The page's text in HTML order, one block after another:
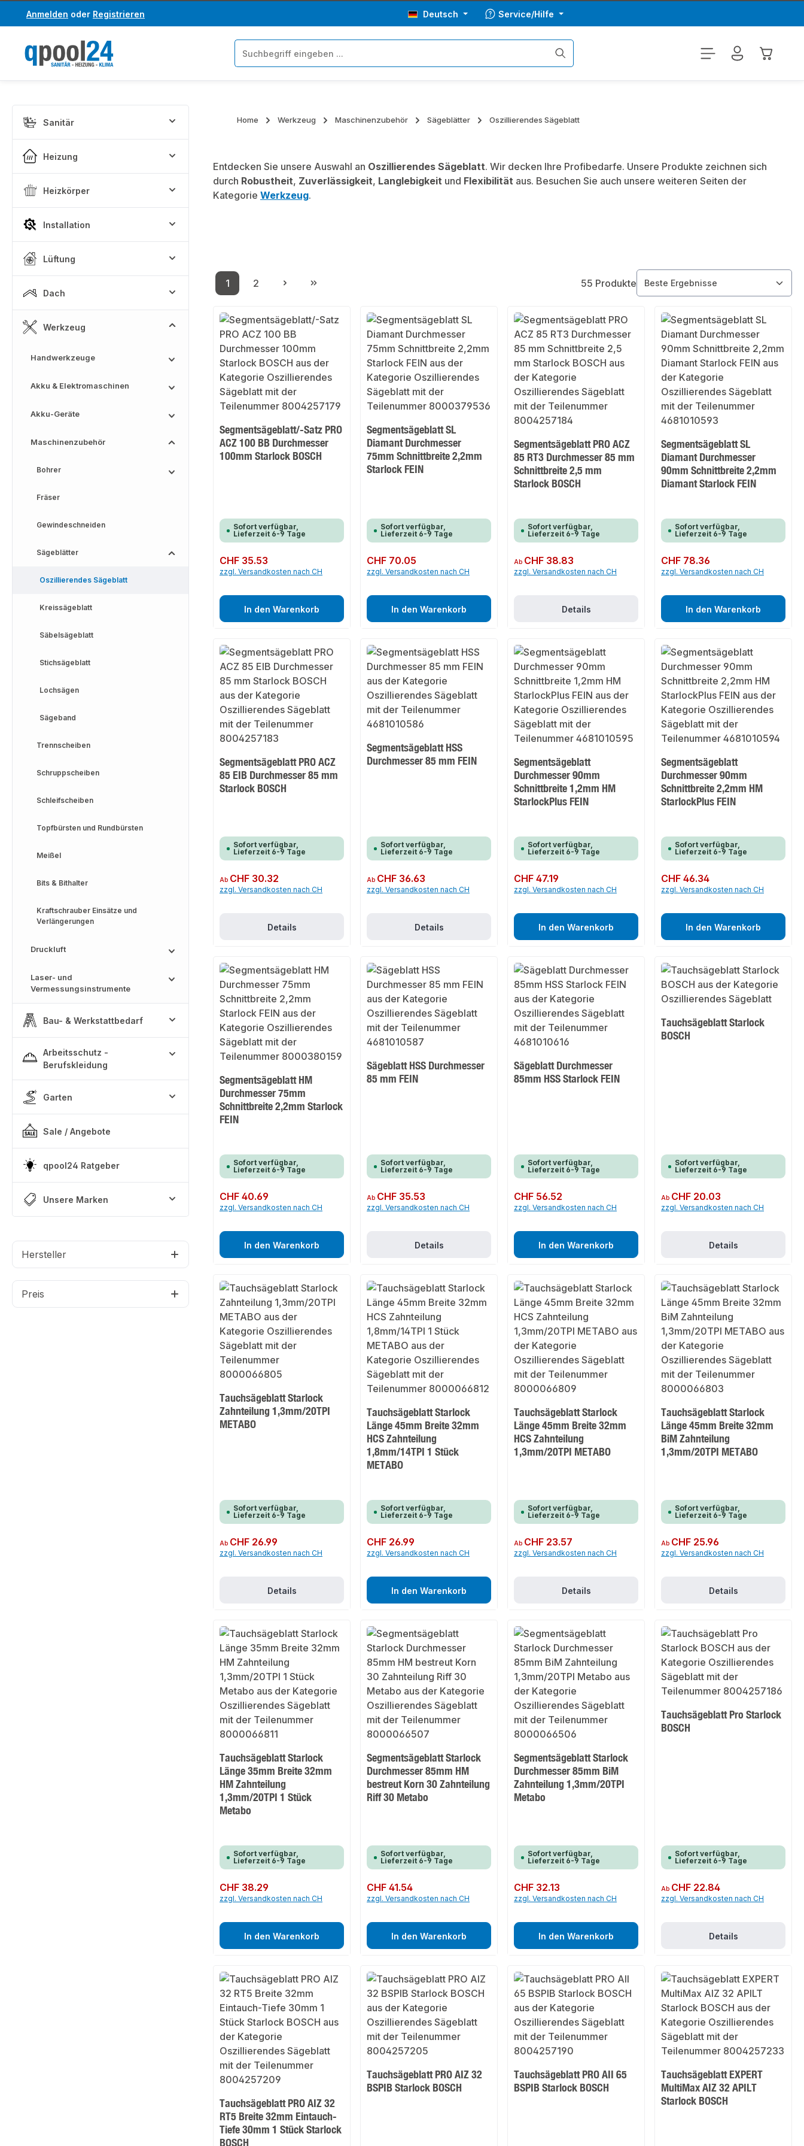
Hauptinhalt springen
Zur Suche springen
Anmelden oder Registrieren Deutsch Service/Hilfe
Sanitär
Heizung
Heizkörper
Installation
Lüftung
Dach
Werkzeug
Handwerkzeuge
Akku & Elektromaschinen
Akku-Geräte
Maschinenzubehör
Bohrer
Fräser
Gewindeschneiden
Sägeblätter
Oszillierendes Sägeblatt
Kreissägeblatt
Säbelsägeblatt
Stichsägeblatt
Lochsägen
Sägeband
Trennscheiben
Schruppscheiben
Schleifscheiben
Topfbürsten und Rundbürsten
Meißel
Bits & Bithalter
Kraftschrauber Einsätze und
Verlängerungen
Druckluft
Laser- und
Vermessungsinstrumente
Bau- & Werkstattbedarf
Arbeitsschutz -
Berufskleidung
Garten
Sale / Angebote
qpool24 Ratgeber
Unsere Marken
Hersteller
Preis
Home Werkzeug Maschinenzubehör Sägeblätter Oszillierendes Sägeblatt
Entdecken Sie unsere Auswahl an Oszillierendes Sägeblatt. Wir decken Ihre Profibedarfe. Unsere Produkte zeichnen sich
durch Robustheit, Zuverlässigkeit, Langlebigkeit und Flexibilität aus. Besuchen Sie auch unsere weiteren Seiten der
Kategorie Werkzeug.
Seite
1
Seite
2 55 Produkte
Segmentsägeblatt/-Satz PRO
ACZ 100 BB Durchmesser
100mm Starlock BOSCH
Sofort verfügbar,
Lieferzeit 6-9 Tage
Regulärer Preis:
CHF 35.53
zzgl. Versandkosten nach CH
In den Warenkorb
Segmentsägeblatt SL
Diamant Durchmesser
75mm Schnittbreite 2,2mm
Starlock FEIN
Sofort verfügbar,
Lieferzeit 6-9 Tage
Regulärer Preis:
CHF 70.05
zzgl. Versandkosten nach CH
In den Warenkorb
Segmentsägeblatt PRO ACZ
85 RT3 Durchmesser 85 mm
Schnittbreite 2,5 mm
Starlock BOSCH
Sofort verfügbar,
Lieferzeit 6-9 Tage
Regulärer Preis:
Ab CHF 38.83
zzgl. Versandkosten nach CH
Details
Segmentsägeblatt SL
Diamant Durchmesser
90mm Schnittbreite 2,2mm
Diamant Starlock FEIN
Sofort verfügbar,
Lieferzeit 6-9 Tage
Regulärer Preis:
CHF 78.36
zzgl. Versandkosten nach CH
In den Warenkorb
Segmentsägeblatt PRO ACZ
85 EIB Durchmesser 85 mm
Starlock BOSCH
Sofort verfügbar,
Lieferzeit 6-9 Tage
Regulärer Preis:
Ab CHF 30.32
zzgl. Versandkosten nach CH
Details
Segmentsägeblatt HSS
Durchmesser 85 mm FEIN
Sofort verfügbar,
Lieferzeit 6-9 Tage
Regulärer Preis:
Ab CHF 36.63
zzgl. Versandkosten nach CH
Details
Segmentsägeblatt
Durchmesser 90mm
Schnittbreite 1,2mm HM
StarlockPlus FEIN
Sofort verfügbar,
Lieferzeit 6-9 Tage
Regulärer Preis:
CHF 47.19
zzgl. Versandkosten nach CH
In den Warenkorb
Segmentsägeblatt
Durchmesser 90mm
Schnittbreite 2,2mm HM
StarlockPlus FEIN
Sofort verfügbar,
Lieferzeit 6-9 Tage
Regulärer Preis:
CHF 46.34
zzgl. Versandkosten nach CH
In den Warenkorb
Segmentsägeblatt HM
Durchmesser 75mm
Schnittbreite 2,2mm Starlock
FEIN
Sofort verfügbar,
Lieferzeit 6-9 Tage
Regulärer Preis:
CHF 40.69
zzgl. Versandkosten nach CH
In den Warenkorb
Sägeblatt HSS Durchmesser
85 mm FEIN
Sofort verfügbar,
Lieferzeit 6-9 Tage
Regulärer Preis:
Ab CHF 35.53
zzgl. Versandkosten nach CH
Details
Sägeblatt Durchmesser
85mm HSS Starlock FEIN
Sofort verfügbar,
Lieferzeit 6-9 Tage
Regulärer Preis:
CHF 56.52
zzgl. Versandkosten nach CH
In den Warenkorb
Tauchsägeblatt Starlock
BOSCH
Sofort verfügbar,
Lieferzeit 6-9 Tage
Regulärer Preis:
Ab CHF 20.03
zzgl. Versandkosten nach CH
Details
Tauchsägeblatt Starlock
Zahnteilung 1,3mm/20TPI
METABO
Sofort verfügbar,
Lieferzeit 6-9 Tage
Regulärer Preis:
Ab CHF 26.99
zzgl. Versandkosten nach CH
Details
Tauchsägeblatt Starlock
Länge 45mm Breite 32mm
HCS Zahnteilung
1,8mm/14TPI 1 Stück
METABO
Sofort verfügbar,
Lieferzeit 6-9 Tage
Regulärer Preis:
CHF 26.99
zzgl. Versandkosten nach CH
In den Warenkorb
Tauchsägeblatt Starlock
Länge 45mm Breite 32mm
HCS Zahnteilung
1,3mm/20TPI METABO
Sofort verfügbar,
Lieferzeit 6-9 Tage
Regulärer Preis:
Ab CHF 23.57
zzgl. Versandkosten nach CH
Details
Tauchsägeblatt Starlock
Länge 45mm Breite 32mm
BiM Zahnteilung
1,3mm/20TPI METABO
Sofort verfügbar,
Lieferzeit 6-9 Tage
Regulärer Preis:
Ab CHF 25.96
zzgl. Versandkosten nach CH
Details
Tauchsägeblatt Starlock
Länge 35mm Breite 32mm
HM Zahnteilung
1,3mm/20TPI 1 Stück
Metabo
Sofort verfügbar,
Lieferzeit 6-9 Tage
Regulärer Preis:
CHF 38.29
zzgl. Versandkosten nach CH
In den Warenkorb
Segmentsägeblatt Starlock
Durchmesser 85mm HM
bestreut Korn 30 Zahnteilung
Riff 30 Metabo
Sofort verfügbar,
Lieferzeit 6-9 Tage
Regulärer Preis:
CHF 41.54
zzgl. Versandkosten nach CH
In den Warenkorb
Segmentsägeblatt Starlock
Durchmesser 85mm BiM
Zahnteilung 1,3mm/20TPI
Metabo
Sofort verfügbar,
Lieferzeit 6-9 Tage
Regulärer Preis:
CHF 32.13
zzgl. Versandkosten nach CH
In den Warenkorb
Tauchsägeblatt Pro Starlock
BOSCH
Sofort verfügbar,
Lieferzeit 6-9 Tage
Regulärer Preis:
Ab CHF 22.84
zzgl. Versandkosten nach CH
Details
Tauchsägeblatt PRO AIZ 32
RT5 Breite 32mm Eintauch-
Tiefe 30mm 1 Stück Starlock
BOSCH
Tauchsägeblatt PRO AIZ 32
BSPIB Starlock BOSCH
Tauchsägeblatt PRO AII 65
BSPIB Starlock BOSCH
Tauchsägeblatt EXPERT
MultiMax AIZ 32 APILT
Starlock BOSCH